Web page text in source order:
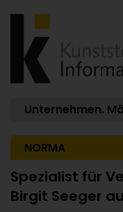
Unternehmen.
NORMA
Spezialist für
Birgit Seeger